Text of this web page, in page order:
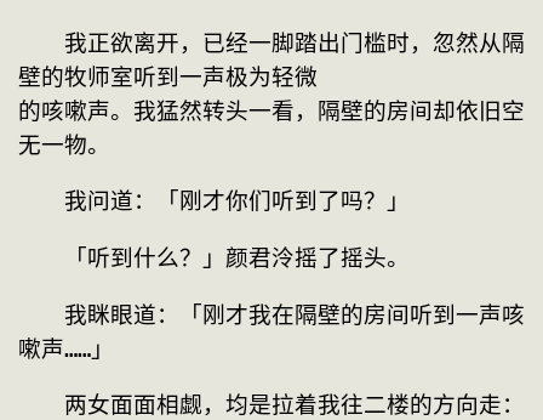
我正欲离开，已经一脚踏出门槛时，忽然从隔
壁的牧师室听到一声极为轻微
的咳嗽声。我猛然转头一看，隔壁的房间却依旧空
无一物。
我问道：「刚才你们听到了吗？」
「听到什么？」颜君泠摇了摇头。
我眯眼道：「刚才我在隔壁的房间听到一声咳
嗽声……」
两女面面相觑，均是拉着我往二楼的方向走：